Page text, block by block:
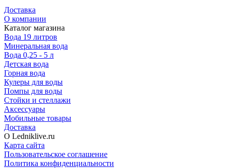
Доставка
О компании
Каталог магазина
Вода 19 литров
Минеральная вода
Вода 0,25 - 5 л
Детская вода
Горная вода
Кулеры для воды
Помпы для воды
Стойки и стеллажи
Аксессуары
Мобильные товары
Доставка
О Ledniklive.ru
Карта сайта
Пользовательское соглашение
Политика конфиденциальности